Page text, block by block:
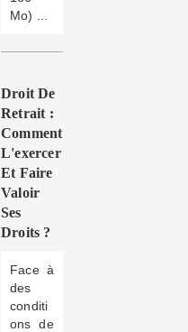
Mo) ...
Droit De
Retrait :
Comment
L'exercer
Et Faire
Valoir
Ses
Droits ?
Face à
des
conditi
ons de